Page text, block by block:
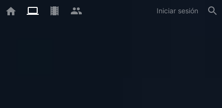
Iniciar sesión